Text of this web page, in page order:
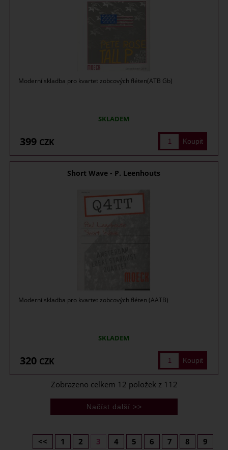
Moderní skladba pro kvartet zobcových fléten(ATB Gb)
SKLADEM
399 CZK
Short Wave - P. Leenhouts
Moderní skladba pro kvartet zobcových fléten (AATB)
SKLADEM
320 CZK
Zobrazeno celkem 12 položek z 112
<< 1 2 3 4 5 6 7 8
9